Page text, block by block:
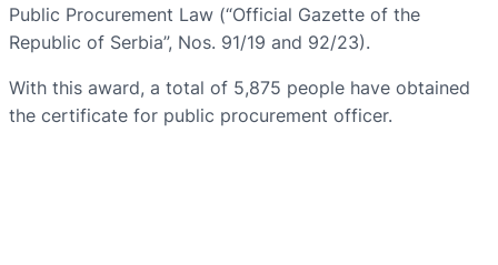
Public Procurement Law (“Official Gazette of the
Republic of Serbia”, Nos. 91/19 and 92/23).
With this award, a total of 5,875 people have obtained
the certificate for public procurement officer.